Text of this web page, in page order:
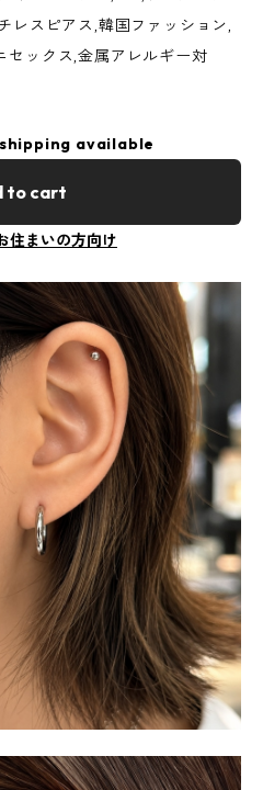
レスピアス,韓国ファッション,
セックス,金属アレルギー対
available
to cart
住まいの方向け